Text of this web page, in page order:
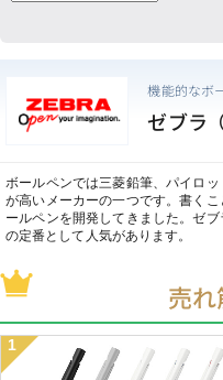
機能的なボ
ゼブラ
ボールペンでは三菱鉛筆、パイロ
が高いメーカーの一つです。書く
ールペンを開発してきました。ゼ
の定番として人気があります。
売